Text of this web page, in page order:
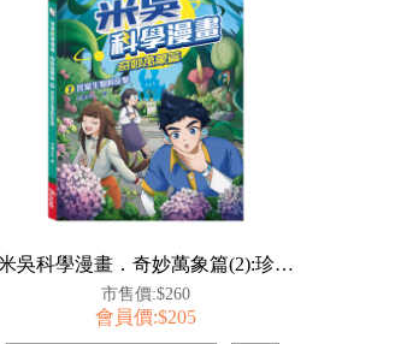
米吳科學漫畫．奇妙萬象篇(2):珍奇生物的反擊
市售價:$260
會員價:$205